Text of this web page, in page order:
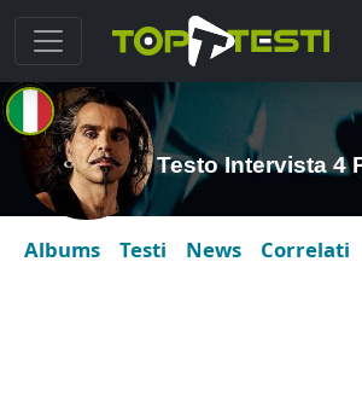
Testo Intervista 4
Albums Testi News Correlati